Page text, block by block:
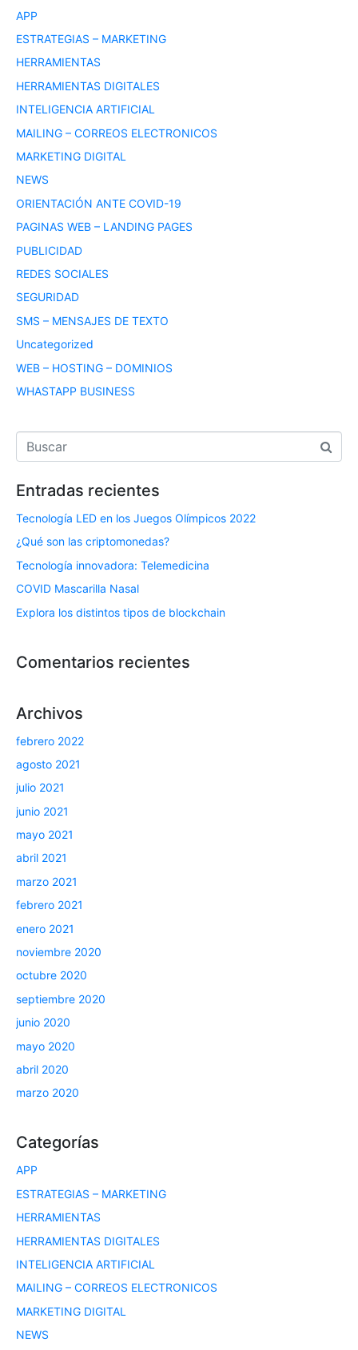
APP
ESTRATEGIAS – MARKETING
HERRAMIENTAS
HERRAMIENTAS DIGITALES
INTELIGENCIA ARTIFICIAL
MAILING – CORREOS ELECTRONICOS
MARKETING DIGITAL
NEWS
ORIENTACIÓN ANTE COVID-19
PAGINAS WEB – LANDING PAGES
PUBLICIDAD
REDES SOCIALES
SEGURIDAD
SMS – MENSAJES DE TEXTO
Uncategorized
WEB – HOSTING – DOMINIOS
WHASTAPP BUSINESS
Entradas recientes
Tecnología LED en los Juegos Olímpicos 2022
¿Qué son las criptomonedas?
Tecnología innovadora: Telemedicina
COVID Mascarilla Nasal
Explora los distintos tipos de blockchain
Comentarios recientes
Archivos
febrero 2022
agosto 2021
julio 2021
junio 2021
mayo 2021
abril 2021
marzo 2021
febrero 2021
enero 2021
noviembre 2020
octubre 2020
septiembre 2020
junio 2020
mayo 2020
abril 2020
marzo 2020
Categorías
APP
ESTRATEGIAS – MARKETING
HERRAMIENTAS
HERRAMIENTAS DIGITALES
INTELIGENCIA ARTIFICIAL
MAILING – CORREOS ELECTRONICOS
MARKETING DIGITAL
NEWS